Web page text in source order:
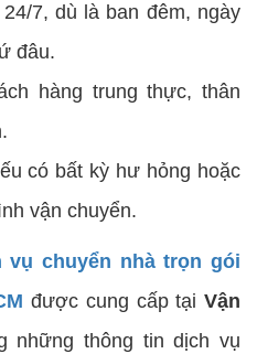
7, dù là ban đêm, ngày
đâu.
hàng trung thực, thân
có bất kỳ hư hỏng hoặc
vận chuyển.
vụ chuyển nhà trọn gói
được cung cấp tại Vận
những thông tin dịch vụ